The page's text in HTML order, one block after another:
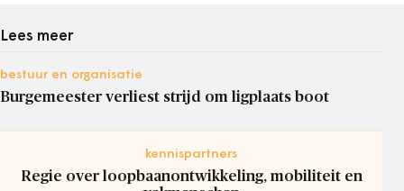
Lees meer
bestuur en organisatie
Burgemeester verliest strijd om ligplaats boot
kennispartners
Regie over loopbaanontwikkeling, mobiliteit en